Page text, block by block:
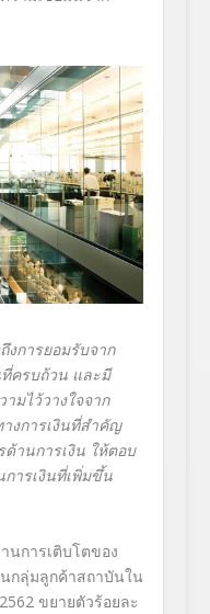
การยอมรับจาก
ครบถ้วน และมี
มไว้วางใจจาก
งการเงินที่สำคัญ
านการเงิน ให้ตอบ
ารเงินที่เพิ่มขึ้น
นการเติบโตของ
กลุ่มลูกค้าสถาบันใน
ขยายตัวร้อยละ